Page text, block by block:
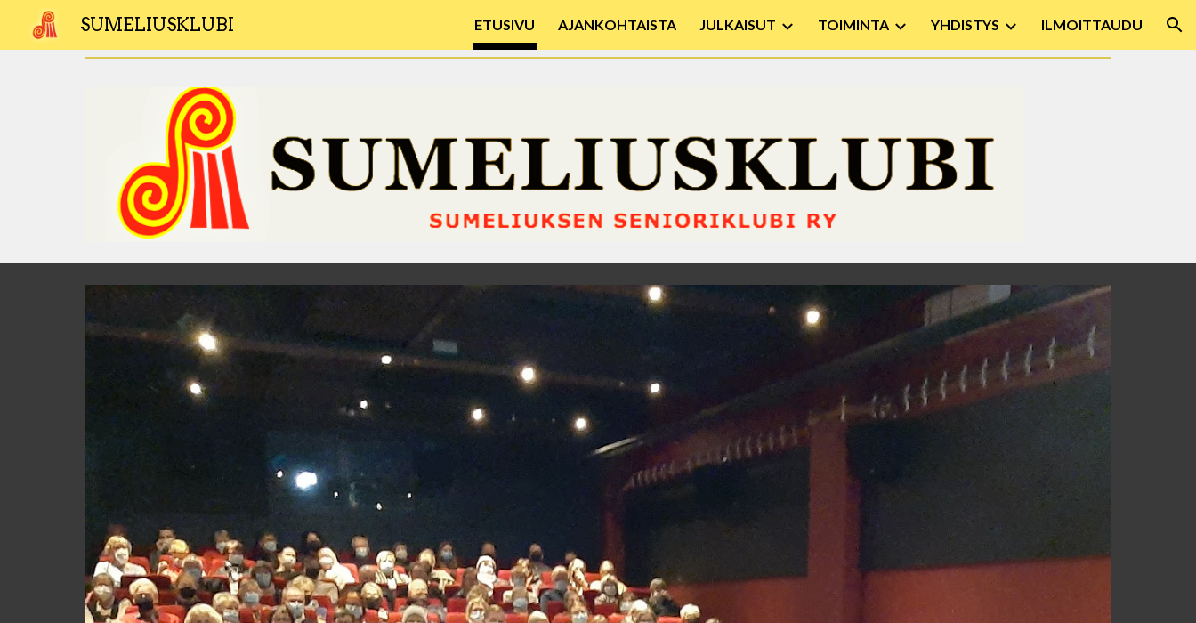
Skip to main content Skip to navigation
SUMELIUSKLUBI ETUSIVU AJANKOHTAISTA JULKAISUT TOIMINTA YHDISTYS ILMOITTAUDU